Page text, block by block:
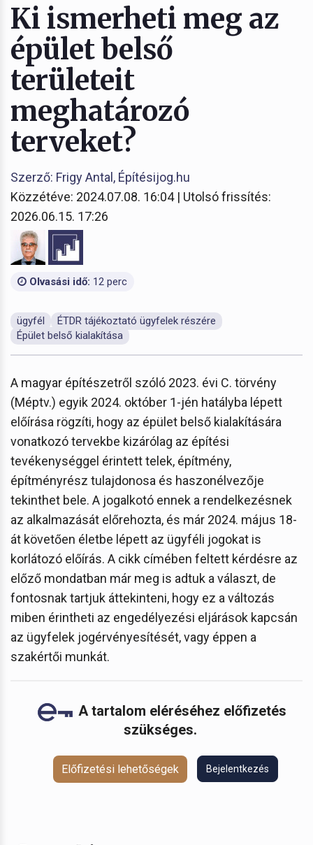
Ki ismerheti meg az
épület belső
területeit
meghatározó
terveket?
Szerző: Frigy Antal, Építésijog.hu
Közzétéve: 2024.07.08. 16:04 | Utolsó frissítés:
2026.06.15. 17:26
Olvasási idő: 12 perc
ügyfél
ÉTDR tájékoztató ügyfelek részére
Épület belső kialakítása
A magyar építészetről szóló 2023. évi C. törvény
(Méptv.) egyik 2024. október 1-jén hatályba lépett
előírása rögzíti, hogy az épület belső kialakítására
vonatkozó tervekbe kizárólag az építési
tevékenységgel érintett telek, építmény,
építményrész tulajdonosa és haszonélvezője
tekinthet bele. A jogalkotó ennek a rendelkezésnek
az alkalmazását előrehozta, és már 2024. május 18-
át követően életbe lépett az ügyféli jogokat is
korlátozó előírás. A cikk címében feltett kérdésre az
előző mondatban már meg is adtuk a választ, de
fontosnak tartjuk áttekinteni, hogy ez a változás
miben érintheti az engedélyezési eljárások kapcsán
az ügyfelek jogérvényesítését, vagy éppen a
szakértői munkát.
A tartalom eléréséhez előfizetés
szükséges.
Előfizetési lehetőségek Bejelentkezés